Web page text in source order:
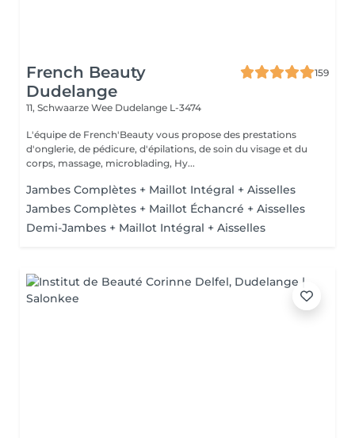
French Beauty
Dudelange
159
11, Schwaarze Wee Dudelange L-3474
L'équipe de French'Beauty vous propose des prestations
d'onglerie, de pédicure, d'épilations, de soin du visage et du
corps, massage, microblading, Hy...
Jambes Complètes + Maillot Intégral + Aisselles
Jambes Complètes + Maillot Échancré + Aisselles
Demi-Jambes + Maillot Intégral + Aisselles